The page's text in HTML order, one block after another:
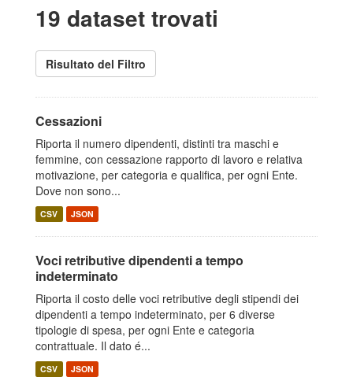
19 dataset trovati
Risultato del Filtro
Cessazioni
Riporta il numero dipendenti, distinti tra maschi e
femmine, con cessazione rapporto di lavoro e relativa
motivazione, per categoria e qualifica, per ogni Ente.
Dove non sono...
CSV JSON
Voci retributive dipendenti a tempo
indeterminato
Riporta il costo delle voci retributive degli stipendi dei
dipendenti a tempo indeterminato, per 6 diverse
tipologie di spesa, per ogni Ente e categoria
contrattuale. Il dato é...
CSV JSON